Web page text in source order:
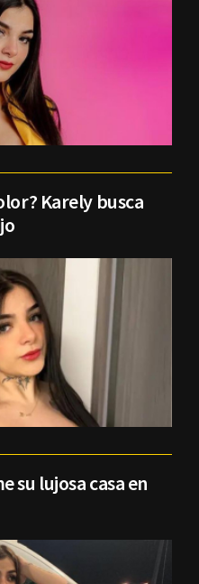
Karely busca
su lujosa casa en